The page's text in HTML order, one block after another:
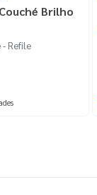
Brilho
- Refile